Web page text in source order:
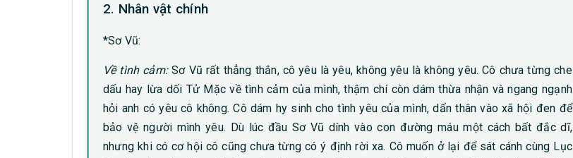
2. Nhân vật chính
*Sơ Vũ:
Về tình cảm:Sơ Vũ rất thẳng thắn, cô yêu là yêu, không yêu là không yêu. Cô chưa từng che
dấu hay lừa dối Tử Mặc về tình cảm của mình, thậm chí còn dám thừa nhận và ngang ngạnh
hỏi anh có yêu cô không. Cô dám hy sinh cho tình yêu của mình, dấn thân vào xã hội đen để
bảo vệ người mình yêu. Dù lúc đầu Sơ Vũ dính vào con đường máu một cách bất đắc dĩ,
nhưng khi có cơ hội cô cũng chưa từng có ý định rời xa. Cô muốn ở lại để sát cánh cùng Lục